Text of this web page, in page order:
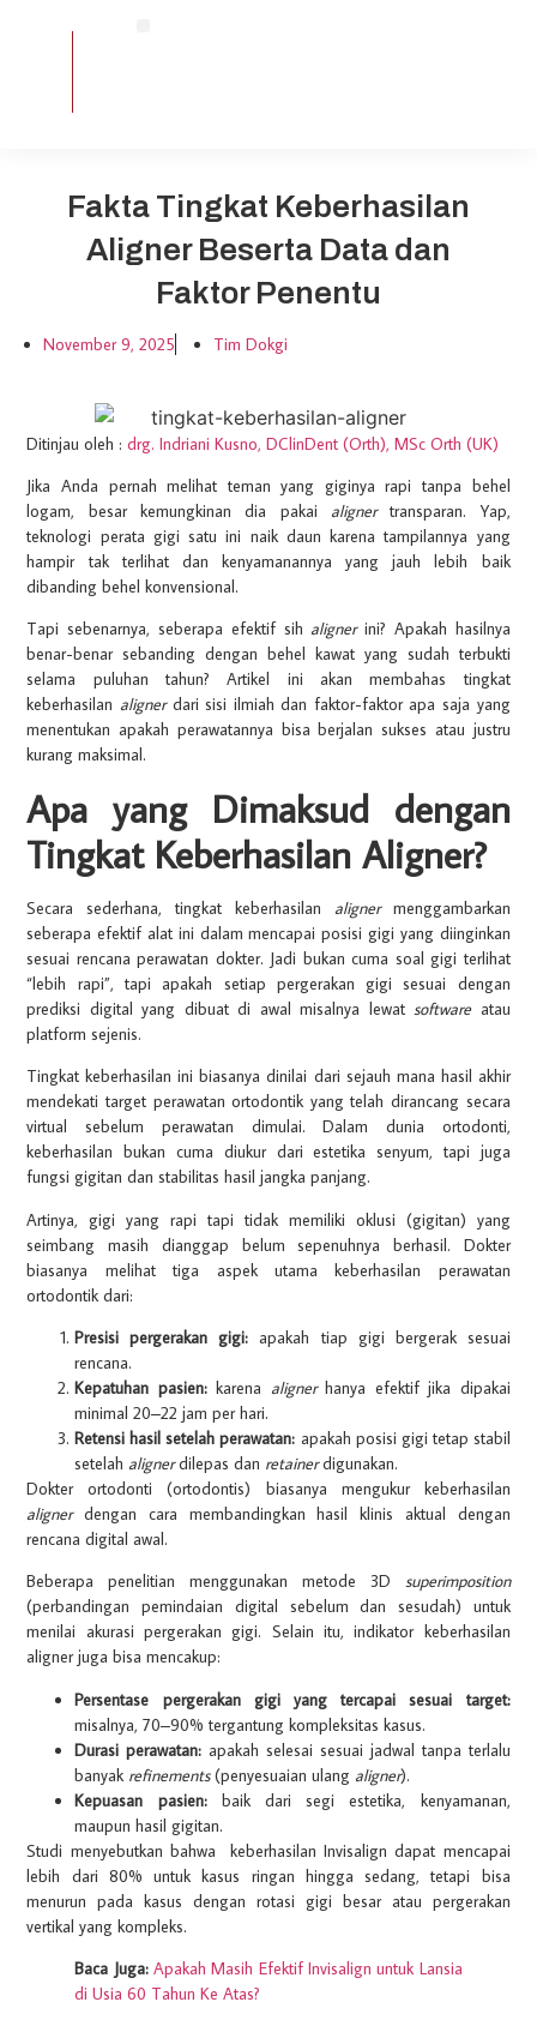
Fakta Tingkat Keberhasilan
Aligner Beserta Data dan
Faktor Penentu
November 9, 2025 Tim Dokgi
Ditinjau oleh :drg. Indriani Kusno, DClinDent (Orth), MSc Orth (UK)
Jika Anda pernah melihat teman yang giginya rapi tanpa behel
logam, besar kemungkinan dia pakai
alignertransparan. Yap,
teknologi perata gigi satu ini naik daun karena tampilannya yang
hampir tak terlihat dan kenyamanannya yang jauh lebih baik
dibanding behel konvensional.
Tapi sebenarnya, seberapa efektif sih alignerini? Apakah hasilnya
benar-benar sebanding dengan behel kawat yang sudah terbukti
selama puluhan tahun? Artikel ini akan membahas tingkat
keberhasilan aligner dari sisi ilmiah dan faktor-faktor apa saja yang
menentukan apakah perawatannya bisa berjalan sukses atau justru
kurang maksimal.
Apa yang Dimaksud dengan
Tingkat Keberhasilan Aligner?
Secara sederhana, tingkat keberhasilan aligner menggambarkan
seberapa efektif alat ini dalam mencapai posisi gigi yang diinginkan
sesuai rencana perawatan dokter. Jadi bukan cuma soal gigi terlihat
“lebih rapi”, tapi apakah setiap pergerakan gigi sesuai dengan
prediksi digital yang dibuat di awal misalnya lewatsoftware atau
platform sejenis.
Tingkat keberhasilan ini biasanya dinilai dari sejauh mana hasil akhir
mendekati target perawatan ortodontik yang telah dirancang secara
virtual sebelum perawatan dimulai. Dalam dunia ortodonti,
keberhasilan bukan cuma diukur dari estetika senyum, tapi juga
fungsi gigitan dan stabilitas hasil jangka panjang.
Artinya, gigi yang rapi tapi tidak memiliki oklusi (gigitan) yang
seimbang masih dianggap belum sepenuhnya berhasil. Dokter
biasanya melihat tiga aspek utama keberhasilan perawatan
ortodontik dari:
Presisi pergerakan gigi: apakah tiap gigi bergerak sesuai
rencana.
Kepatuhan pasien:karena alignerhanya efektif jika dipakai
minimal 20–22 jam per hari.
Retensi hasil setelah perawatan: apakah posisi gigi tetap stabil
setelah alignerdilepas dan retainerdigunakan.
Dokter ortodonti (ortodontis) biasanya mengukur keberhasilan
alignerdengan cara membandingkan hasil klinis aktual dengan
rencana digital awal.
Beberapa penelitian menggunakan metode 3D superimposition
(perbandingan pemindaian digital sebelum dan sesudah) untuk
menilai akurasi pergerakan gigi. Selain itu, indikator keberhasilan
aligner juga bisa mencakup:
Persentase pergerakan gigi yang tercapai
sesuai target:
misalnya, 70–90% tergantung kompleksitas kasus.
Durasi perawatan: apakah selesai sesuai jadwal tanpa terlalu
banyak refinements(penyesuaian ulang aligner).
Kepuasan pasien:baik dari segi estetika, kenyamanan,
maupun hasil gigitan.
Studi menyebutkan bahwa keberhasilan Invisalign dapat mencapai
lebih dari 80% untuk kasus ringan hingga sedang, tetapi bisa
menurun pada kasus dengan rotasi gigi besar atau pergerakan
vertikal yang kompleks.
Baca Juga: Apakah Masih Efektif Invisalign untuk Lansia
di Usia 60 Tahun Ke Atas?